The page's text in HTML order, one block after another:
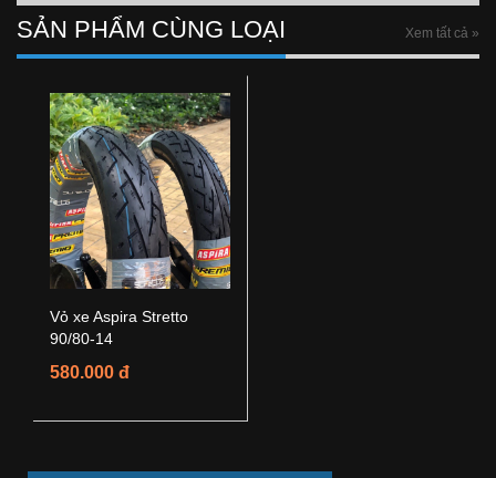
SẢN PHẨM CÙNG LOẠI Xem tất cả »
Vỏ xe Aspira Stretto
90/80-14
580.000 đ